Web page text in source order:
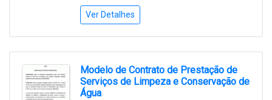
Ver Detalhes
Modelo de Contrato de Prestação de
Serviços de Limpeza e Conservação de
Água